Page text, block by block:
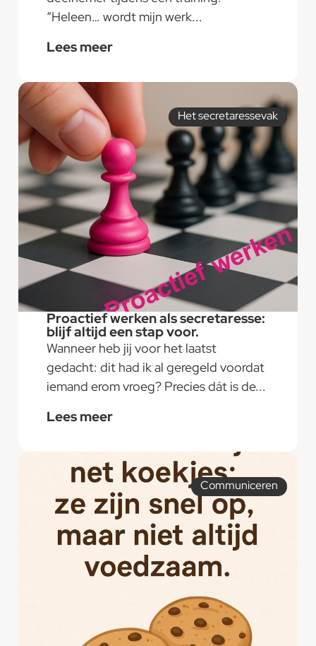
“Heleen… wordt mijn werk...
Lees meer
Het secretaressevak
Proactief werken als secretaresse:
blijf altijd een stap voor.
Wanneer heb jij voor het laatst
gedacht: dit had ik al geregeld voordat
iemand erom vroeg? Precies dát is de...
Lees meer
Communiceren